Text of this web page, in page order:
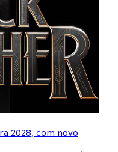
2028, com novo